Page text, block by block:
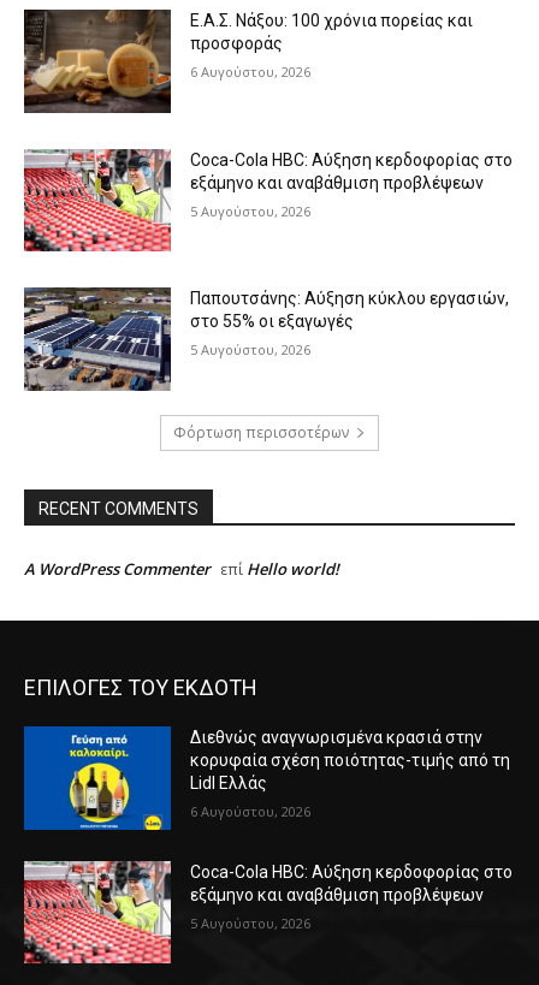
Ε.Α.Σ. Νάξου: 100 χρόνια πορείας και
προσφοράς
6 Αυγούστου, 2026
Coca-Cola HBC: Αύξηση κερδοφορίας στο
εξάμηνο και αναβάθμιση προβλέψεων
5 Αυγούστου, 2026
Παπουτσάνης: Αύξηση κύκλου εργασιών,
στο 55% οι εξαγωγές
5 Αυγούστου, 2026
Φόρτωση περισσοτέρων
RECENT COMMENTS
A WordPress Commenter επί Hello world!
ΕΠΙΛΟΓΕΣ ΤΟΥ ΕΚΔΟΤΗ
Διεθνώς αναγνωρισμένα κρασιά στην
κορυφαία σχέση ποιότητας-τιμής από τη
Lidl Ελλάς
6 Αυγούστου, 2026
Coca-Cola HBC: Αύξηση κερδοφορίας στο
εξάμηνο και αναβάθμιση προβλέψεων
5 Αυγούστου, 2026